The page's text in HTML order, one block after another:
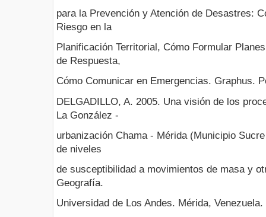
para la Prevención y Atención de Desastres:
Riesgo en la
Planificación Territorial, Cómo Formular
de Respuesta,
Cómo Comunicar en Emergencias. Graphus.
DELGADILLO, A. 2005. Una visión de los
La González -
urbanización Chama - Mérida (Municipio
de niveles
de susceptibilidad a movimientos de masa y
Geografía.
Universidad de Los Andes. Mérida,